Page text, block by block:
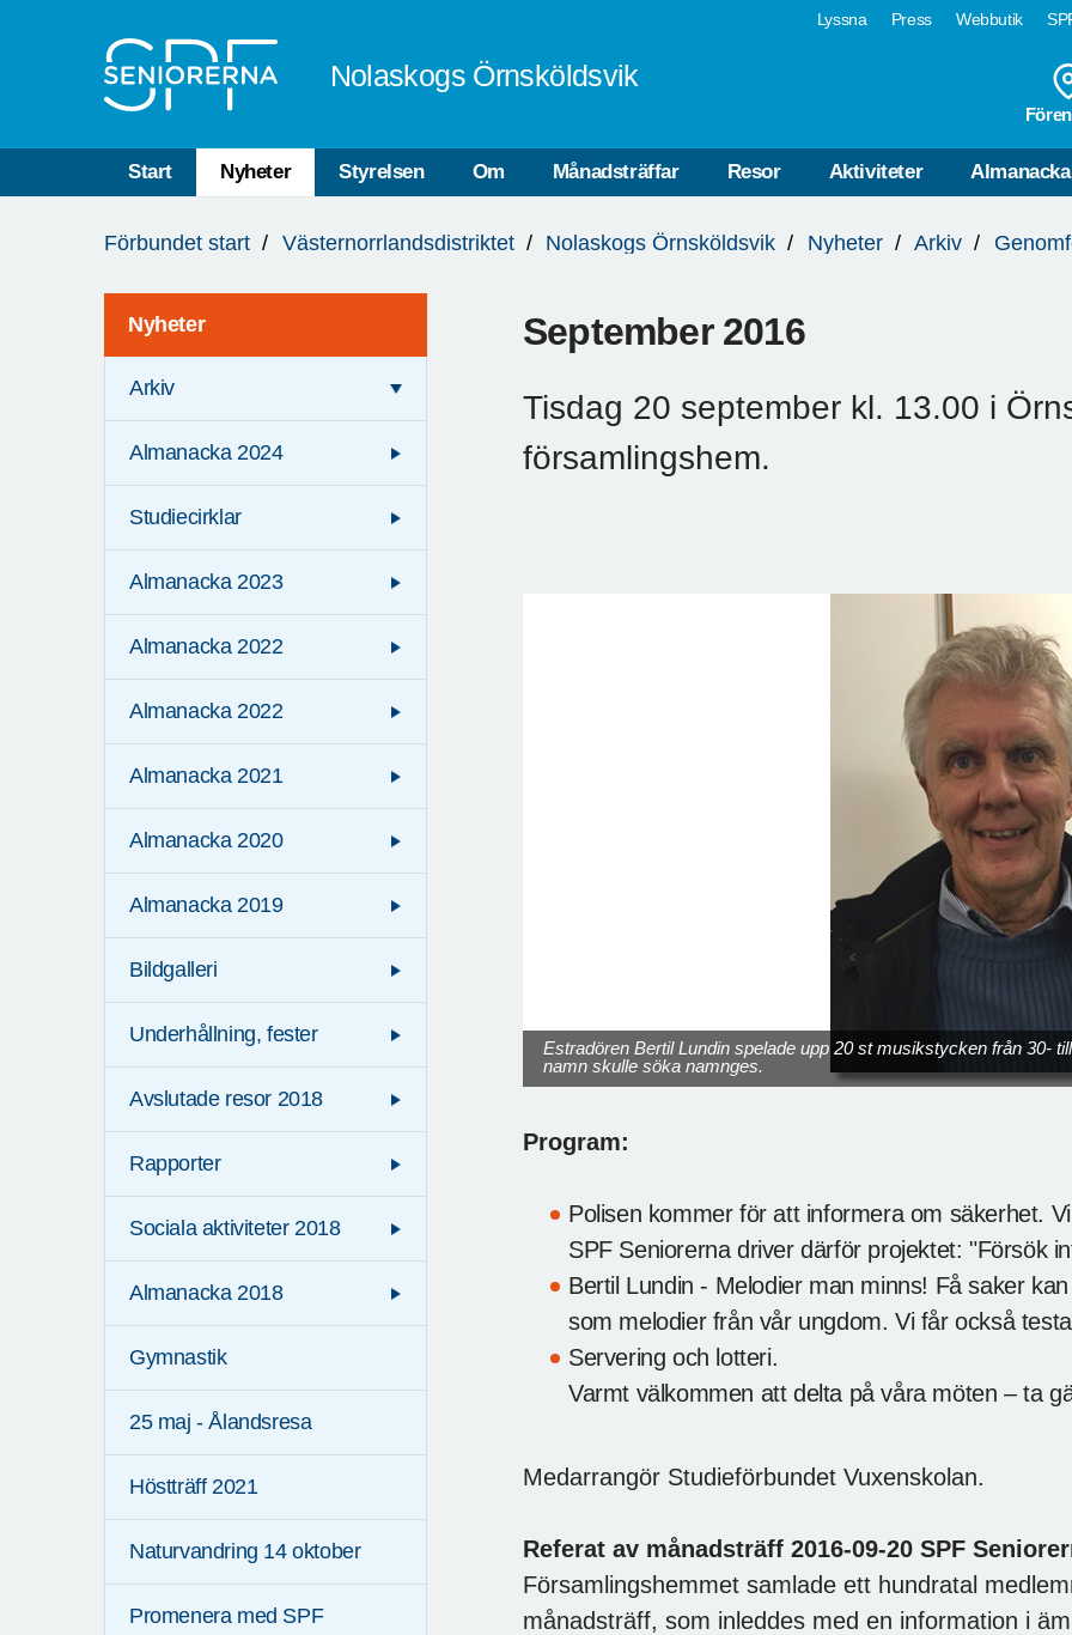
Lyssna Press Webbutik
Nolaskogs Örnsköldsvik
Start Nyheter Styrelsen Om Månadsträffar Resor Aktiviteter
är
Förbundet start Västernorrlandsdistriktet Nolaskogs Örnsköldsvik Nyheter Arkiv
Nyheter
Arkiv
Almanacka 2024
Studiecirklar
Almanacka 2023
Almanacka 2022
Almanacka 2022
Almanacka 2021
Almanacka 2020
Almanacka 2019
Bildgalleri
Underhållning, fester
Avslutade resor 2018
Rapporter
Sociala aktiviteter 2018
Almanacka 2018
Gymnastik
25 maj - Ålandsresa
Höstträff 2021
Naturvandring 14 oktober
Promenera med SPF
September 2016
Tisdag 20 september kl. 13.00 i
församlingshem.
Estradören Bertil Lundin spelade upp 20 st musikstycken från 30-
namn skulle söka namnges.
Program:
Polisen kommer för att informera om säkerhet.
SPF Seniorerna driver därför projektet: "Försök
Bertil Lundin - Melodier man minns! Få saker
som melodier från vår ungdom. Vi får också
Servering och lotteri.
Varmt välkommen att delta på våra möten – ta
Medarrangör Studieförbundet Vuxenskolan.
Referat av månadsträff 2016-09-20 SPF
Församlingshemmet samlade ett hundratal
månadsträff, som inleddes med en information i